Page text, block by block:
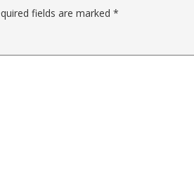
fields are marked *